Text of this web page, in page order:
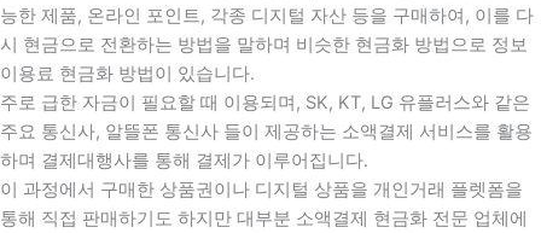
능한 제품, 온라인 포인트, 각종 디지털 자산 등을 구매하여, 이를 다
시 현금으로 전환하는 방법을 말하며 비슷한 현금화 방법으로 정보
이용료 현금화 방법이 있습니다.
주로 급한 자금이 필요할 때 이용되며, SK, KT, LG 유플러스와 같은
주요 통신사, 알뜰폰 통신사 들이 제공하는 소액결제 서비스를 활용
하며 결제대행사를 통해 결제가 이루어집니다.
이 과정에서 구매한 상품권이나 디지털 상품을 개인거래 플렛폼을
통해 직접 판매하기도 하지만 대부분 소액결제 현금화 전문 업체에